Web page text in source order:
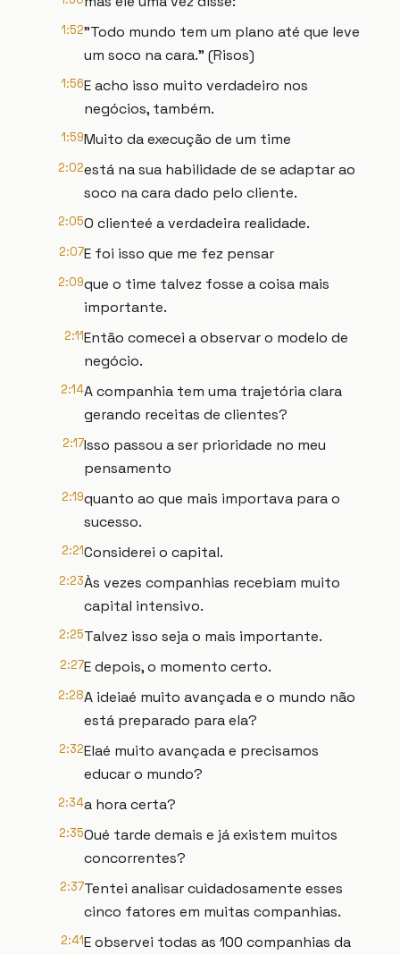
1:52"Todo mundo tem um plano até que leve
um soco na cara." (Risos)
1:56E acho isso muito verdadeiro nos
negócios, também.
1:59Muito da execução de um time
2:02está na sua habilidade de se adaptar ao
soco na cara dado pelo cliente.
2:05O clienteé a verdadeira realidade.
2:07E foi isso que me fez pensar
2:09que o time talvez fosse a coisa mais
importante.
2:11Então comecei a observar o modelo de
negócio.
2:14A companhia tem uma trajetória clara
gerando receitas de clientes?
2:17Isso passou a ser prioridade no meu
pensamento
2:19quanto ao que mais importava para o
sucesso.
2:21Considerei o capital.
2:23Às vezes companhias recebiam muito
capital intensivo.
2:25Talvez isso seja o mais importante.
2:27E depois, o momento certo.
2:28A ideiaé muito avançada e o mundo não
está preparado para ela?
2:32Elaé muito avançada e precisamos
educar o mundo?
2:34a hora certa?
2:35Oué tarde demais e já existem muitos
concorrentes?
2:37Tentei analisar cuidadosamente esses
cinco fatores em muitas companhias.
2:41E observei todas as 100 companhias da